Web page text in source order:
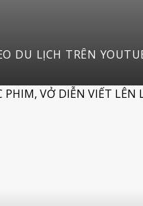
PHÁT ĐỘNG CUỘC THI